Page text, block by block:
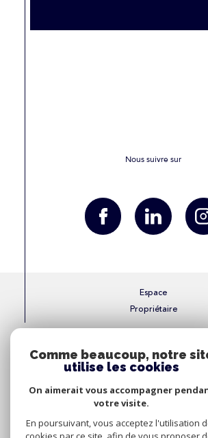
Nous suivre sur
Espace
Propriétaire
Adhérons
Comme beaucoup, notre
utilise les cookies
On aimerait vous accompagner
votre visite.
En poursuivant, vous acceptez l'utilisation